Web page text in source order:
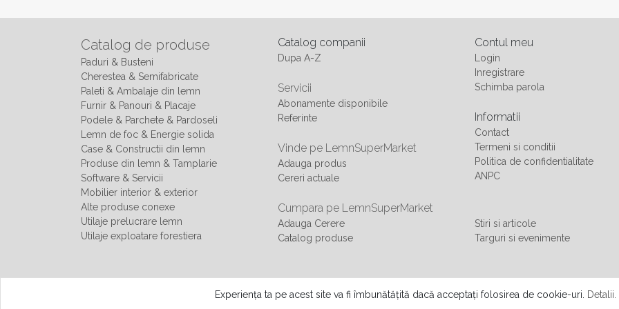
Experiența ta pe acest site va fi îmbunătățită dacă acceptați folosirea de cookie-uri. Detalii.
Catalog de produse
Paduri & Busteni
Cherestea & Semifabricate
Paleti & Ambalaje din lemn
Furnir & Panouri & Placaje
Podele & Parchete & Pardoseli
Lemn de foc & Energie solida
Case & Constructii din lemn
Produse din lemn & Tamplarie
Software & Servicii
Mobilier interior & exterior
Alte produse conexe
Utilaje prelucrare lemn
Utilaje exploatare forestiera
Catalog companii
Dupa A-Z
Servicii
Abonamente disponibile
Referinte
Vinde pe LemnSuperMarket
Adauga produs
Cereri actuale
Cumpara pe LemnSuperMarket
Adauga Cerere
Catalog produse
Contul meu
Login
Inregistrare
Schimba parola
Informatii
Contact
Termeni si conditii
Politica de confidentialitate
ANPC
Stiri si articole
Targuri si evenimente